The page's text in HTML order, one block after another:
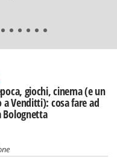
giochi, cinema (e un
a Venditti): cosa fare ad
Bolognetta